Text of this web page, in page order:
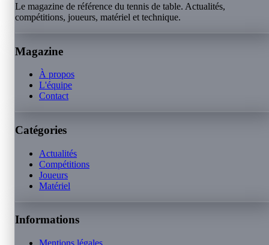
Le magazine de référence du tennis de table. Actualités,
compétitions, joueurs, matériel et technique.
Magazine
À propos
L'équipe
Contact
Catégories
Actualités
Compétitions
Joueurs
Matériel
Informations